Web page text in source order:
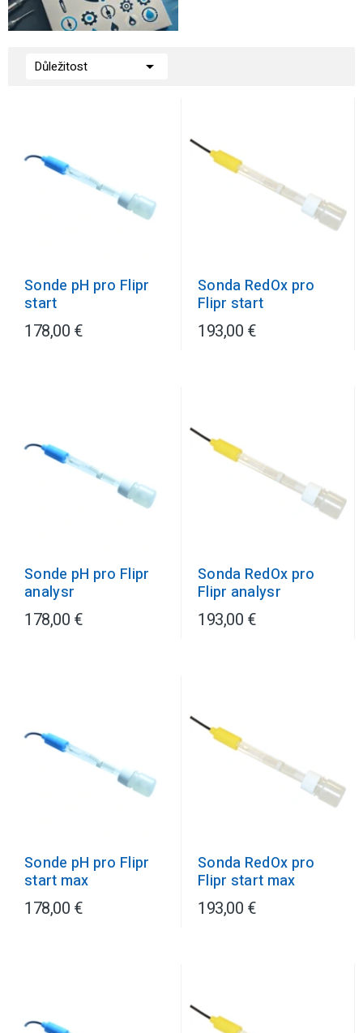
Důležitost 
Sonde pH pro Flipr
start
178,00 €
Sonda RedOx pro
Flipr start
193,00 €
Sonde pH pro Flipr
analysr
178,00 €
Sonda RedOx pro
Flipr analysr
193,00 €
Sonde pH pro Flipr
start max
178,00 €
Sonda RedOx pro
Flipr start max
193,00 €